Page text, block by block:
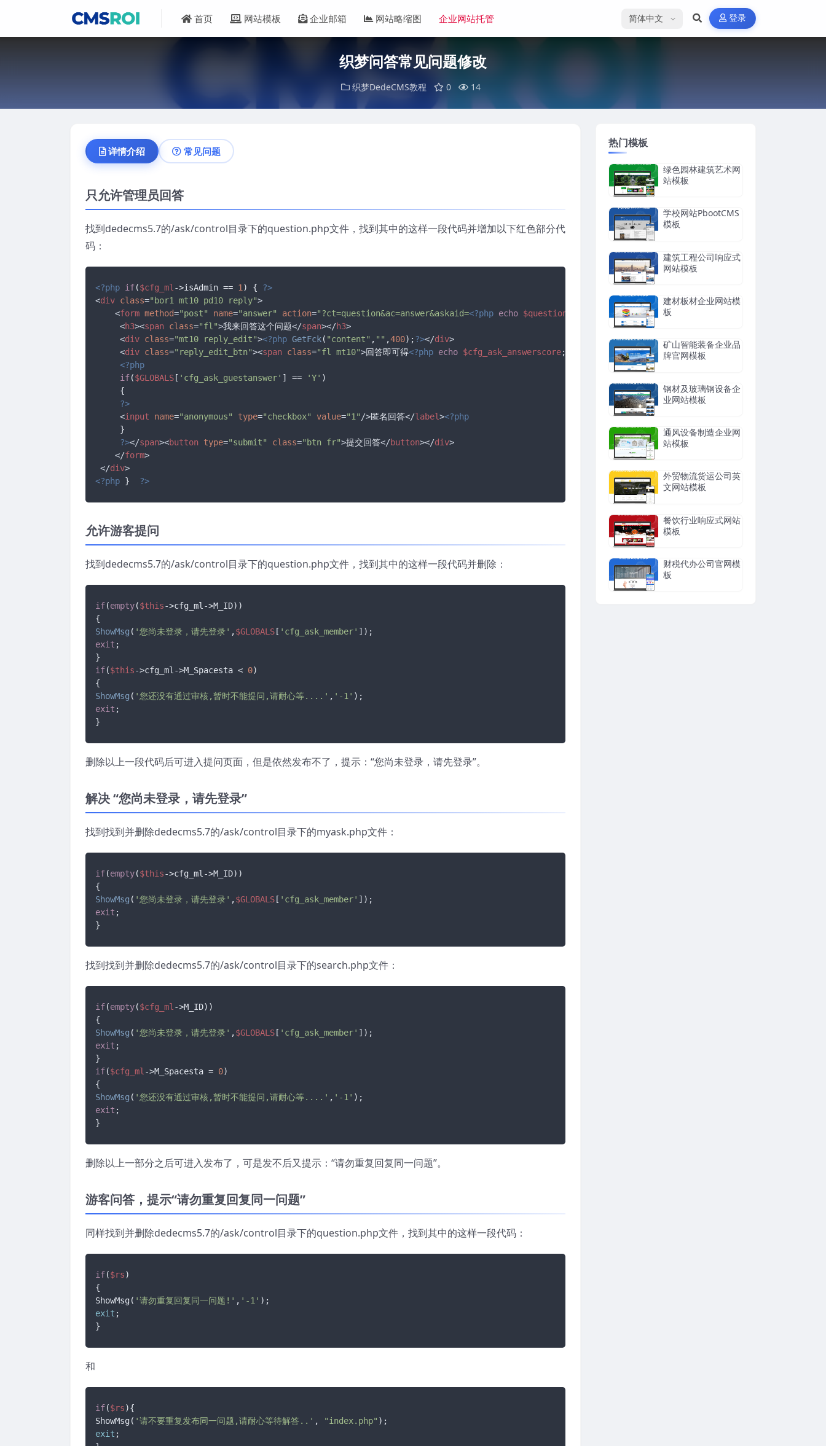
首页 网站模板 企业邮箱 网站略缩图 企业网站托管 选择语言 登录
织梦问答常见问题修改
织梦DedeCMS教程 0 14
详情介绍 常见问题
只允许管理员回答
找到dedecms5.7的/ask/control目录下的question.php文件，找到其中的这样一段代码并增加以下红色部分代
码：
<?php if($cfg_ml ->isAdmin == 1 ) { ?>
<div class="bor1 mt10 pd10 reply">
<form method="post" name="answer" action="?ct=question&ac=answer&askaid=<?php echo $question ?>">
<h3><span class="fl">我来回答这个问题</span></h3>
<div class="mt10 reply_edit"><?php GetFck( "content" , "" ,400);?></div>
<div class="reply_edit_btn"><span class="fl mt10">回答即可得<?php echo $cfg_ask_answerscore; 分，回答被采纳则获得悬赏分以及奖励<?php
<?php
if($GLOBALS[ 'cfg_ask_guestanswer' ] == 'Y' )
     {
?>
<input name="anonymous" type="checkbox" value="1" />匿名回答</label><?php
     }
?></span><button type="submit" class="btn fr">提交回答</button></div>
</form>
</div>
<?php } ?>
允许游客提问
找到dedecms5.7的/ask/control目录下的question.php文件，找到其中的这样一段代码并删除：
if(empty($this->cfg_ml->M_ID))
ShowMsg ( '您尚未登录，请先登录' ,$GLOBALS[ 'cfg_ask_member'
exit ;
if($this->cfg_ml->M_Spacesta < 0)
ShowMsg ( '您还没有通过审核,暂时不能提问,请耐心等....' , '-1'
exit ;
}
删除以上一段代码后可进入提问页面，但是依然发布不了，提示：“您尚未登录，请先登录”。
解决 “您尚未登录，请先登录”
找到找到并删除dedecms5.7的/ask/control目录下的myask.php文件：
if(empty($this->cfg_ml->M_ID))
ShowMsg ( '您尚未登录，请先登录' ,$GLOBALS[ 'cfg_ask_member'
exit ;
}
找到找到并删除dedecms5.7的/ask/control目录下的search.php文件：
if(empty($cfg_ml ->M_ID))
ShowMsg ( '您尚未登录，请先登录' ,$GLOBALS[ 'cfg_ask_member'
exit ;
if($cfg_ml ->M_Spacesta = 0)
ShowMsg ( '您还没有通过审核,暂时不能提问,请耐心等....' , '-1'
exit ;
}
删除以上一部分之后可进入发布了，可是发不后又提示：“请勿重复回复同一问题”。
游客问答，提示“请勿重复回复同一问题”
同样找到并删除dedecms5.7的/ask/control目录下的question.php文件，找到其中的这样一段代码：
if($rs)
{
ShowMsg( '请勿重复回复同一问题!' , '-1'
exit ;
}
和
if($rs){
ShowMsg( '请不要重复发布同一问题,请耐心等待解答..' , "index.php"
exit ;
热门模板
绿色园林建筑艺术网
站模板
学校网站PbootCMS
模板
建筑工程公司响应式
网站模板
建材板材企业网站模
板
矿山智能装备企业品
牌官网模板
钢材及玻璃钢设备企
业网站模板
通风设备制造企业网
站模板
外贸物流货运公司英
文网站模板
餐饮行业响应式网站
模板
财税代办公司官网模
板